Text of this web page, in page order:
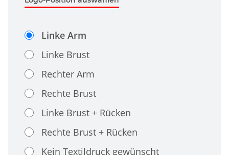
Linke Arm
Linke Brust
Rechter Arm
Rechte Brust
Linke Brust + Rücken
Rechte Brust + Rücken
Kein Textildruck gewünscht